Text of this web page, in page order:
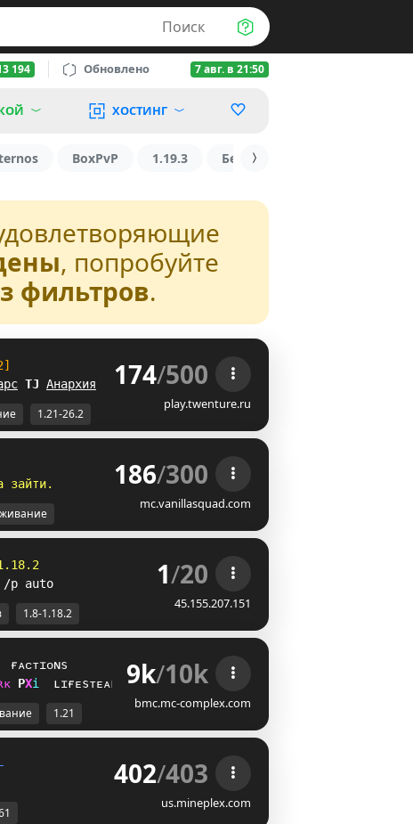
Поиск
194 Обновлено 7 авг. в 21:50
ХОСТИНГ
BoxPvP 1.19.3 БедВарс
, попробуйте
фильтров.
X@ Анархия 174/500
play.twenture.ru
1.21-26.2
зайти. 186/300
mc.vanillasquad.com
/p auto
1/20
45.155.207.151
1.8-1.18.2
ғᴀᴄᴛɪᴏɴs
ᴋ EPi ʟɪғᴇsᴛᴇᴀʟ 9k/10k
bmc.mc-complex.com
1.21
402/403
us.mineplex.com